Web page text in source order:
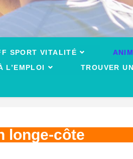
SPORT VITALITÉ
L’EMPLOI TROUVER
longe-côte